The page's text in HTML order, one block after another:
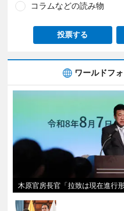
コラムなどの読み物
投票する
ワールドフ
木原官房長官「拉致は現在進行形